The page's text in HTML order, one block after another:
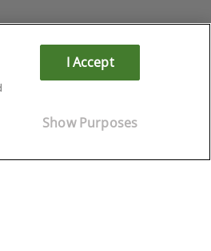
I Accept
Show Purposes